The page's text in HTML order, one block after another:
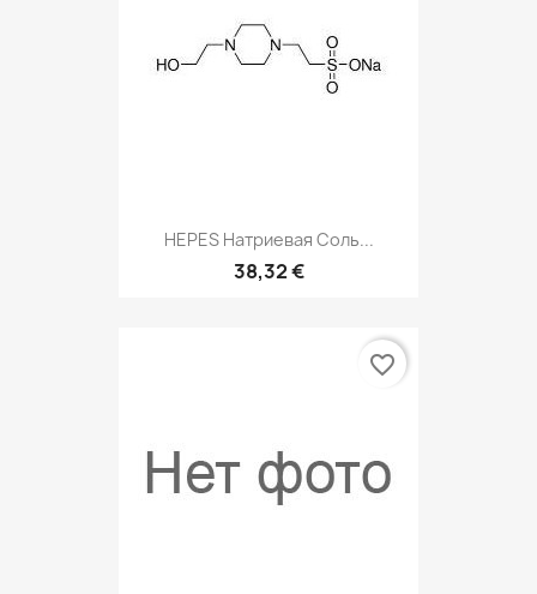
HEPES Натриевая Соль...
38,32 €
favorite_border